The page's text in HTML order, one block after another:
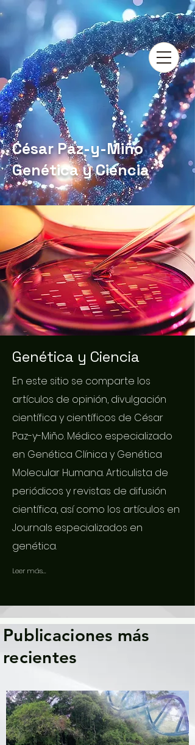
César Paz-y-Miño
Genética y Ciencia
Genética y Ciencia
En este sitio se comparte los
artículos de opinión, divulgación
científica y científicos de César
Paz-y-Miño. Médico especializado
en Genética Clínica y Genética
Molecular Humana. Articulista de
periódicos y revistas de difusión
científica, así como los artículos en
Journals especializados en
genética.
Leer más...
Publicaciones más
recientes